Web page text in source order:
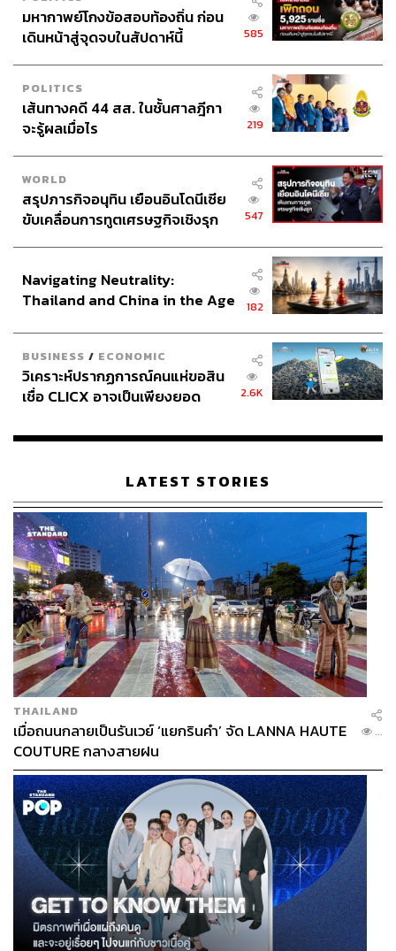
มหากาพย์โกงข้อสอบท้องถิ่น ก่อน
เดินหน้าสู่จุดจบในสัปดาห์นี้
585
POLITICS
เส้นทางคดี 44 สส. ในชั้นศาลฎีกา
จะรู้ผลเมื่อไร
219
WORLD
สรุปภารกิจอนุทิน เยือนอินโดนีเซีย
ขับเคลื่อนการทูตเศรษฐกิจเชิงรุก
547
Navigating Neutrality:
Thailand and China in the Age
182
BUSINESS / ECONOMIC
วิเคราะห์ปรากฏการณ์คนแห่ขอสิน
เชื่อ CLICX อาจเป็นเพียงยอด
เรือนไทยที่ถูกซุกไว้
2.6K
LATEST STORIES
THAILAND
เมื่อถนนกลายเป็นรันเวย์ ‘แยกรินคำ’ จัด LANNA HAUTE
COUTURE กลางสายฝน
...